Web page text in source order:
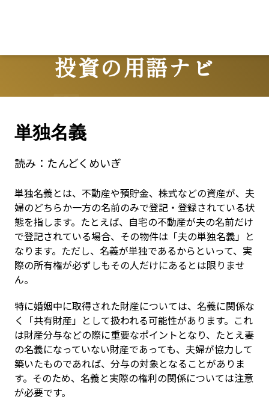
投資の用語ナビ
Terms
単独名義
読み： たんどくめいぎ
単独名義とは、不動産や預貯金、株式などの資産が、夫
婦のどちらか一方の名前のみで登記・登録されている状
態を指します。たとえば、自宅の不動産が夫の名前だけ
で登記されている場合、その物件は「夫の単独名義」と
なります。ただし、名義が単独であるからといって、実
際の所有権が必ずしもその人だけにあるとは限りませ
ん。
特に婚姻中に取得された財産については、名義に関係な
く「共有財産」として扱われる可能性があります。これ
は財産分与などの際に重要なポイントとなり、たとえ妻
の名義になっていない財産であっても、夫婦が協力して
築いたものであれば、分与の対象となることがありま
す。そのため、名義と実際の権利の関係については注意
が必要です。